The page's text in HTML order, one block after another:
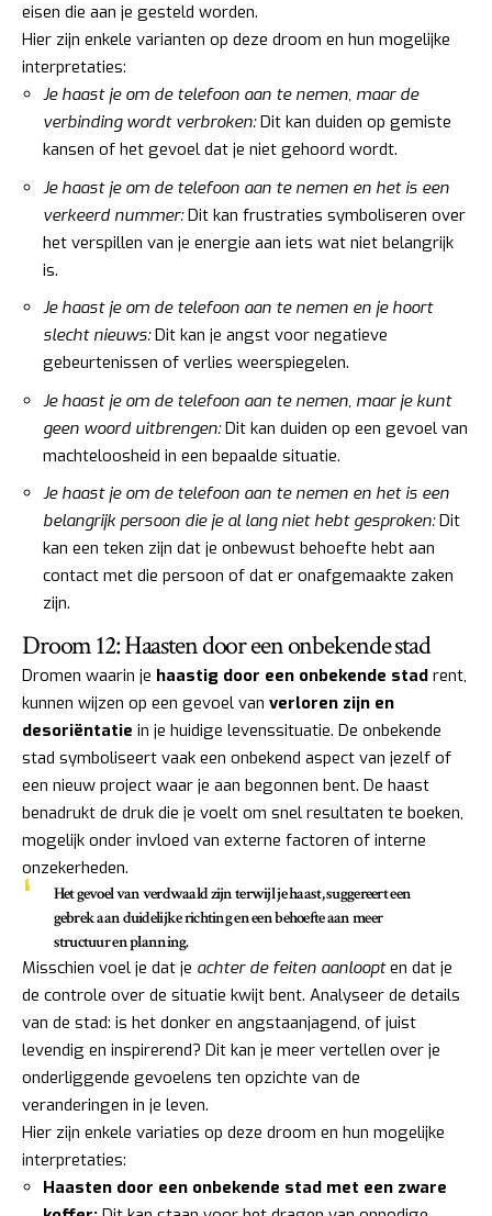
eisen die aan je gesteld worden.
Hier zijn enkele varianten op deze droom en hun mogelijke
interpretaties:
Je haast je om de telefoon aan te nemen, maar de
verbinding wordt verbroken:Dit kan duiden op gemiste
kansen of het gevoel dat je niet gehoord wordt.
Je haast je om de telefoon aan te nemen en het is een
verkeerd nummer:Dit kan frustraties symboliseren over
het verspillen van je energie aan iets wat niet belangrijk
is.
Je haast je om de telefoon aan te nemen en je hoort
slecht nieuws:Dit kan je angst voor negatieve
gebeurtenissen of verlies weerspiegelen.
Je haast je om de telefoon aan te nemen, maar je kunt
geen woord uitbrengen:Dit kan duiden op een gevoel van
machteloosheid in een bepaalde situatie.
Je haast je om de telefoon aan te nemen en het is een
belangrijk persoon die je al lang niet hebt gesproken:Dit
kan een teken zijn dat je onbewust behoefte hebt aan
contact met die persoon of dat er onafgemaakte zaken
zijn.
Droom 12: Haasten door een onbekende stad
Dromen waarin je haastig door een onbekende stad rent,
kunnen wijzen op een gevoel van verloren zijn en
desoriëntatie in je huidige levenssituatie. De onbekende
stad symboliseert vaak een onbekend aspect van jezelf of
een nieuw project waar je aan begonnen bent. De haast
benadrukt de druk die je voelt om snel resultaten te boeken,
mogelijk onder invloed van externe factoren of interne
onzekerheden.
Het gevoel van verdwaald zijn terwijl je haast, suggereert een
gebrek aan duidelijke richting en een behoefte aan meer
structuur en planning.
Misschien voel je dat je achter de feiten aanloopten dat je
de controle over de situatie kwijt bent. Analyseer de details
van de stad: is het donker en angstaanjagend, of juist
levendig en inspirerend? Dit kan je meer vertellen over je
onderliggende gevoelens ten opzichte van de
veranderingen in je leven.
Hier zijn enkele variaties op deze droom en hun mogelijke
interpretaties:
Haasten door een onbekende stad met een zware